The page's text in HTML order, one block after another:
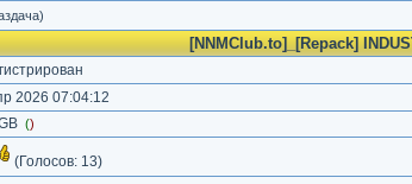
[NNMClub.to]_[Repack]
2026 07:04:12
()
(Голосов: 13)